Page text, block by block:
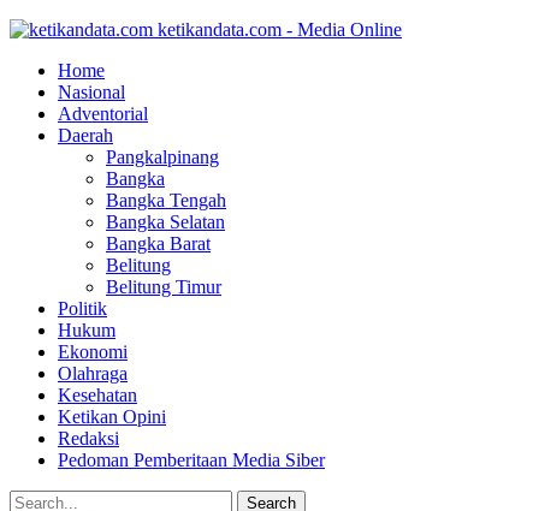
ketikandata.com - Media Online
Home
Nasional
Adventorial
Daerah
Pangkalpinang
Bangka
Bangka Tengah
Bangka Selatan
Bangka Barat
Belitung
Belitung Timur
Politik
Hukum
Ekonomi
Olahraga
Kesehatan
Ketikan Opini
Redaksi
Pedoman Pemberitaan Media Siber